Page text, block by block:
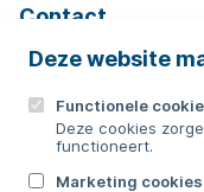
Deze website
Functionele
Deze cookies
functioneert.
Marketing cookies
Contact
Contact